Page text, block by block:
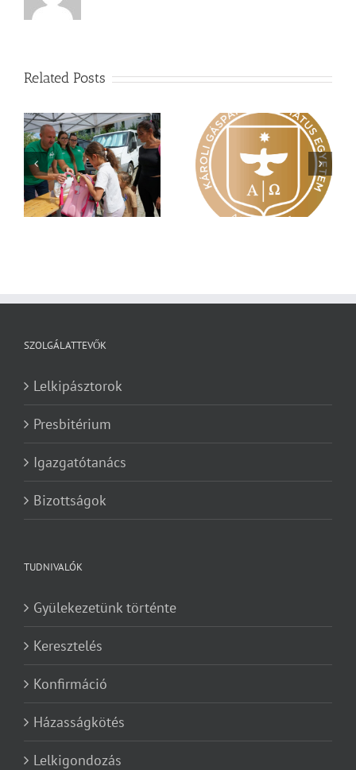
Related Posts
Nagy érdeklődés övezi
a Károli képzéseit
Vasárnapi üzenet –
Zsoltárok 149
SZOLGÁLATTEVŐK
Lelkipásztorok
Presbitérium
Igazgatótanács
Bizottságok
TUDNIVALÓK
Gyülekezetünk történte
Keresztelés
Konfirmáció
Házasságkötés
Lelkigondozás